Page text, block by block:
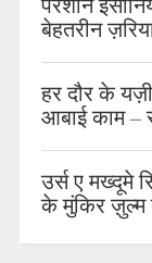
परेशान
बेहतरीन
हर दौर के
आबाई काम
उर्स ए मख्दूमे
के मुंकिर ज़ुल्म